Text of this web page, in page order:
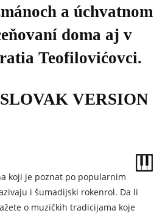
a úchvatnom
doma aj v
Teofilovićovci.
VERSION
koji je poznat po popularnim
i šumadijski rokenrol. Da li
o muzičkih tradicijama koje